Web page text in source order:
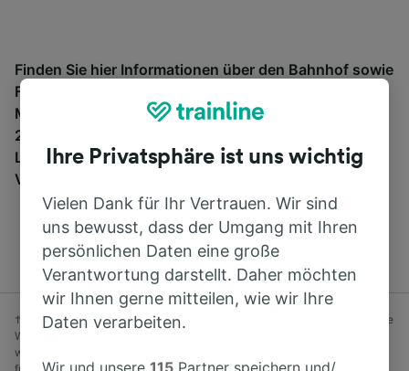
Finden Sie hier Informationen über den Bahnhof sowie
Fahrpläne und buchen Sie Bahntickets ab und nach
Mayenne. Trainline bietet Verbindungen von mehr als
270 Bahn- und Fernbusunternehmen wie
Ländern an. Finden Sie mit Trainline die passende
Verbindung ab Mayenne.
† Durchschnittliche Ersparnis bei Advance-Tarifen, die mindestens eine
Woche vor Abfahrt gebucht wurden, im Vergleich zu Anytime-Tarifen,
wenn Sie am Reisetag buchen. Nur solange der Vorrat reicht. Gilt nicht
Ihre Privatsphäre ist uns wichtig
Vielen Dank für Ihr Vertrauen. Wir sind
uns bewusst, dass der Umgang mit Ihren
persönlichen Daten eine große
Verantwortung darstellt. Daher möchten
wir Ihnen gerne mitteilen, wie wir Ihre
Daten verarbeiten.
Wir und unsere115 Partner speichern und/